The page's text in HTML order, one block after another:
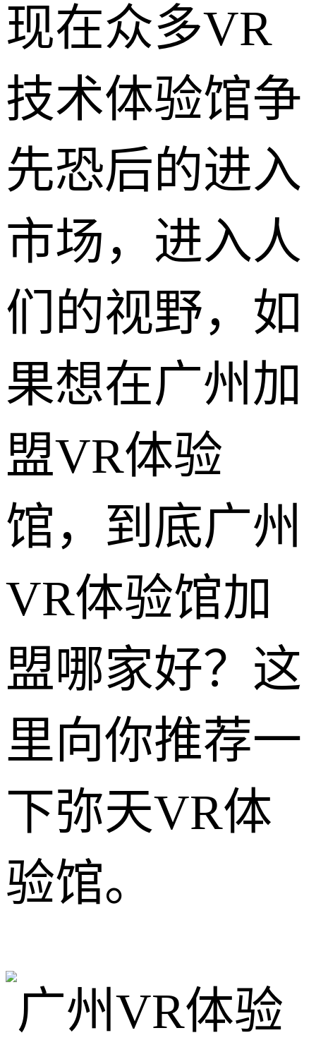
现在众多VR
技术体验馆争
先恐后的进入
市场，进入人
们的视野，如
果想在广州加
盟VR体验
馆，到底广州
VR体验馆加
盟哪家好？这
里向你推荐一
下弥天VR体
验馆。